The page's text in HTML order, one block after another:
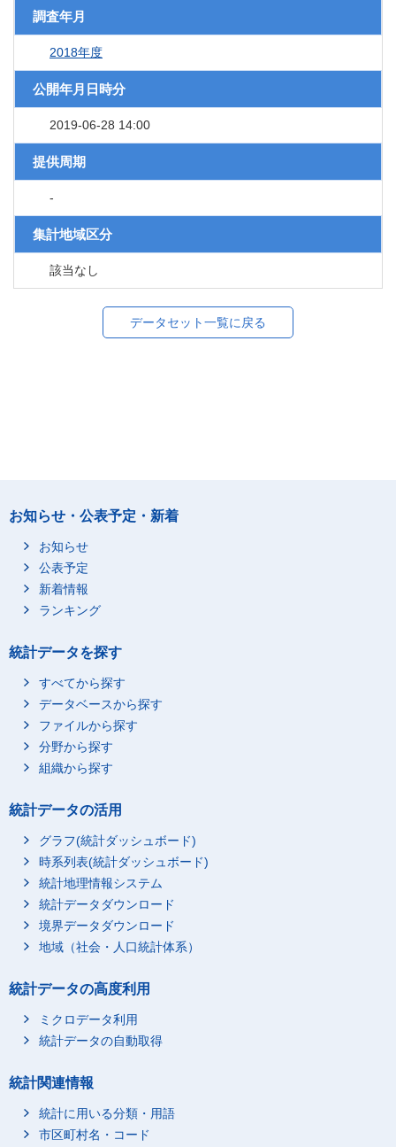
調査年月
2018年度
公開年月日時分
2019-06-28 14:00
提供周期
-
集計地域区分
該当なし
データセット一覧に戻る
お知らせ・公表予定・新着
お知らせ
公表予定
新着情報
ランキング
統計データを探す
すべてから探す
データベースから探す
ファイルから探す
分野から探す
組織から探す
統計データの活用
グラフ(統計ダッシュボード)
時系列表(統計ダッシュボード)
統計地理情報システム
統計データダウンロード
境界データダウンロード
地域（社会・人口統計体系）
統計データの高度利用
ミクロデータ利用
統計データの自動取得
統計関連情報
統計に用いる分類・用語
市区町村名・コード